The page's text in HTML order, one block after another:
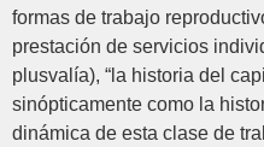
formas de trabajo
prestación de servicios
plusvalía), “la historia del
sinópticamente como la
dinámica de esta clase de